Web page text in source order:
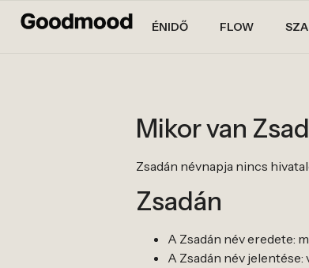
ÉNIDŐ FLOW
Mikor van
Zsadán névnapja nincs
Zsadán
A Zsadán név eredete:
A Zsadán név jelentése: